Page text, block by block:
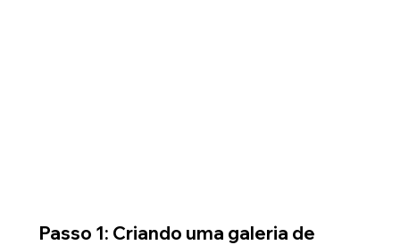
Passo 1: Criando uma galeria de